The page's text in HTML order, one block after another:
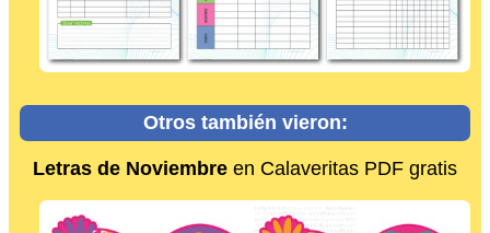
Otros también vieron:
Letras de Noviembre en Calaveritas PDF gratis